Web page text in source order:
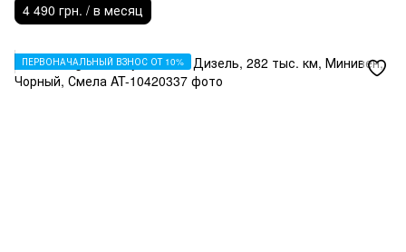
4 490 грн. / в месяц
ПЕРВОНАЧАЛЬНЫЙ ВЗНОС ОТ 10%